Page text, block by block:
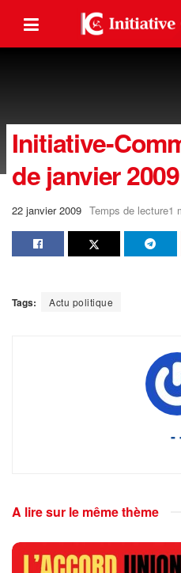
Initiative-
de janvier 2009
22 janvier 2009 Temps de lecture1
Tags: Actu politique
-
A lire sur le même thème